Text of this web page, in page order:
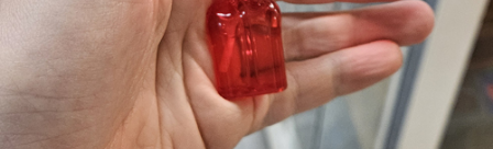
페이코 라이
구매